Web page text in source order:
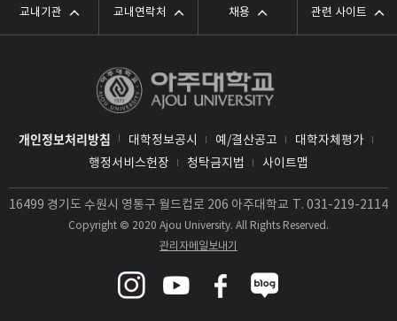
교내기관 교내연락처 채용 관련 사이트
개인정보처리방침 대학정보공시 예/결산공고
대학자체평가
행정서비스헌장
청탁금지법 사이트맵
16499 경기도 수원시 영통구 월드컵로 206 아주대학교 T. 031-219-2114
Copyright © 2020 Ajou University. All Rights Reserved.
관리자메일보내기